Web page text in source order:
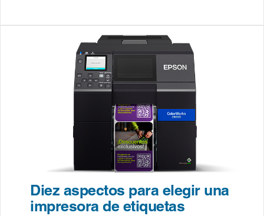
Diez aspectos para elegir una
impresora de etiquetas